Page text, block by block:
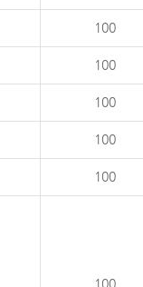
100
100
100
100
100
100